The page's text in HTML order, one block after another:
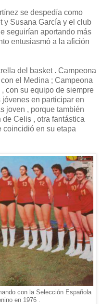
se despedía como
y Susana García y el club
seguirían aportando más
entusiasmó a la afición
del basket . Campeona
el Medina ; Campeona
con su equipo de siempre
en participar en
joven , porque también
Celis , otra fantástica
coincidió en su etapa
con la Selección Española
en 1976 .